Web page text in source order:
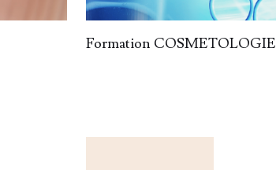
Formation COSMETOLOGIE